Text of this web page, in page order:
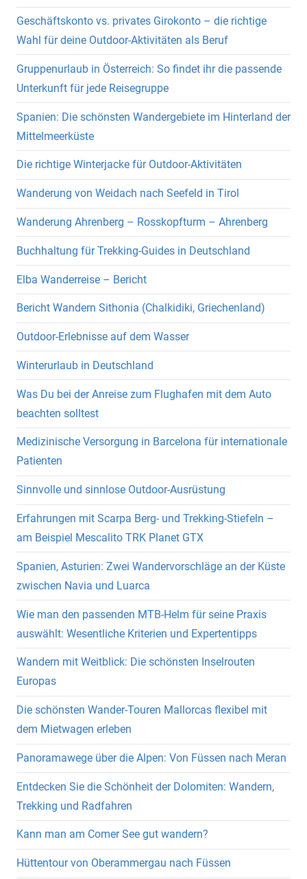
Geschäftskonto vs. privates Girokonto – die richtige
Wahl für deine Outdoor-Aktivitäten als Beruf
Gruppenurlaub in Österreich: So findet ihr die passende
Unterkunft für jede Reisegruppe
Spanien: Die schönsten Wandergebiete im Hinterland der
Mittelmeerküste
Die richtige Winterjacke für Outdoor-Aktivitäten
Wanderung von Weidach nach Seefeld in Tirol
Wanderung Ahrenberg – Rosskopfturm – Ahrenberg
Buchhaltung für Trekking-Guides in Deutschland
Elba Wanderreise – Bericht
Bericht Wandern Sithonia (Chalkidiki, Griechenland)
Outdoor-Erlebnisse auf dem Wasser
Winterurlaub in Deutschland
Was Du bei der Anreise zum Flughafen mit dem Auto
beachten solltest
Medizinische Versorgung in Barcelona für internationale
Patienten
Sinnvolle und sinnlose Outdoor-Ausrüstung
Erfahrungen mit Scarpa Berg- und Trekking-Stiefeln –
am Beispiel Mescalito TRK Planet GTX
Spanien, Asturien: Zwei Wandervorschläge an der Küste
zwischen Navia und Luarca
Wie man den passenden MTB-Helm für seine Praxis
auswählt: Wesentliche Kriterien und Expertentipps
Wandern mit Weitblick: Die schönsten Inselrouten
Europas
Die schönsten Wander-Touren Mallorcas flexibel mit
dem Mietwagen erleben
Panoramawege über die Alpen: Von Füssen nach Meran
Entdecken Sie die Schönheit der Dolomiten: Wandern,
Trekking und Radfahren
Kann man am Comer See gut wandern?
Hüttentour von Oberammergau nach Füssen